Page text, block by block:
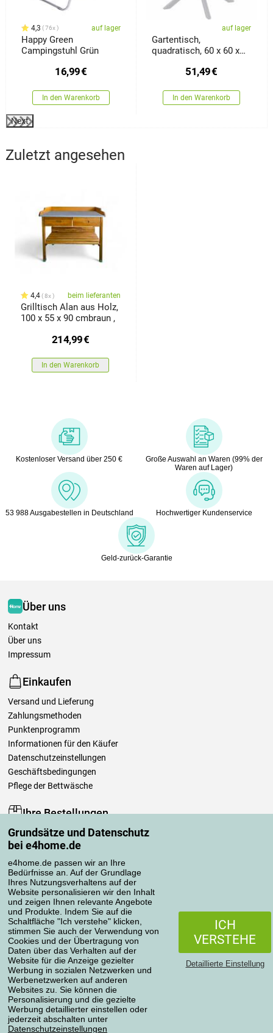
Grundsätze und Datenschutz
bei e4home.de
e4home.de passen wir an Ihre
Bedürfnisse an. Auf der Grundlage
Ihres Nutzungsverhaltens auf der
Website personalisieren wir den Inhalt
und zeigen Ihnen relevante Angebote
und Produkte. Indem Sie auf die
Schaltfläche "Ich verstehe" klicken,
stimmen Sie auch der Verwendung von
Cookies und der Übertragung von
Daten über das Verhalten auf der
Website für die Anzeige gezielter
Werbung in sozialen Netzwerken und
Werbenetzwerken auf anderen
Websites zu. Sie können die
Personalisierung und die gezielte
Werbung detaillierter einstellen oder
jederzeit abschalten unter
Datenschutzeinstellungen
ICH
VERSTEHE
Detaillierte Einstellung
4,3 76x auf lager
Happy Green
Campingstuhl Grün
16,99€
In den Warenkorb
auf lager
Gartentisch,
quadratisch, 60 x 60 x
51,49€
In den Warenkorb
Next
Zuletzt angesehen
4,4 8x beim lieferanten
Grilltisch Alan aus Holz,
100 x 55 x 90 cmbraun ,
214,99€
In den Warenkorb
Kostenloser Versand über 250 €
Große Auswahl an Waren (99% der
Waren auf Lager)
53 988 Ausgabestellen in Deutschland Hochwertiger Kundenservice
Geld-zurück-Garantie
Über uns
Kontakt
Über uns
Impressum
Einkaufen
Versand und Lieferung
Zahlungsmethoden
Punktenprogramm
Informationen für den Käufer
Datenschutzeinstellungen
Geschäftsbedingungen
Pflege der Bettwäsche
Ihre Bestellungen
Mein Konto
Bestellübersicht
Reklamationen
Widerrufsbelehrung
Einfach mehr wissen
Richtlinien zur Verarbeitung von Bewertungen
Transportarten
Zahlungsmethoden
Zuverlässiger Shop